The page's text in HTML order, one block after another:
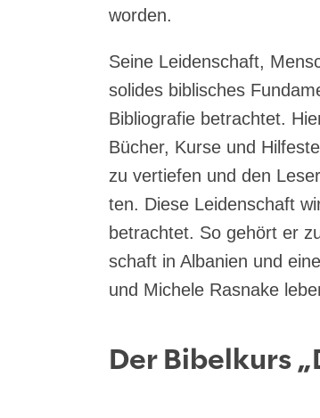
worden.
Sei­ne Lei­den­schaft,
soli­des bibli­sches
Biblio­gra­fie betrach­tet.
Bücher, Kur­se und
zu ver­tie­fen und den
ten. Die­se Lei­den­schaft
betrach­tet. So gehört er
schaft in Alba­ni­en und
und Miche­le Ras­na­ke
Der Bibelkurs „